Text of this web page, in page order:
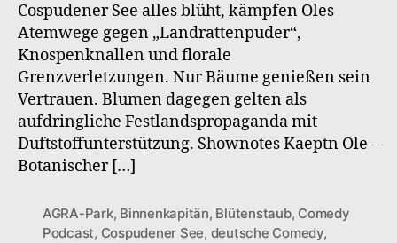
Cospudener See alles blüht, kämpfen Oles
Atemwege gegen „Landrattenpuder“,
Knospenknallen und florale
Grenzverletzungen. Nur Bäume genießen sein
Vertrauen. Blumen dagegen gelten als
aufdringliche Festlandspropaganda mit
Duftstoffunterstützung. Shownotes Kaeptn Ole –
Botanischer […]
AGRA-Park, Binnenkapitän, Blütenstaub, Comedy
Podcast, Cospudener See, deutsche Comedy,